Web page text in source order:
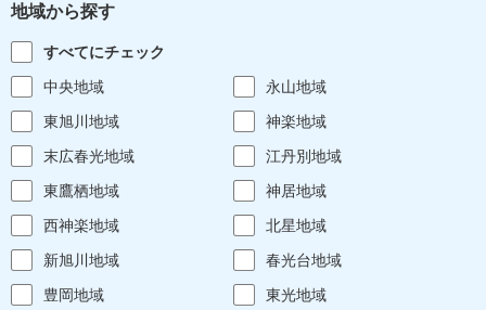
地域から探す
すべてにチェック
中央地域
永山地域
東旭川地域
神楽地域
末広春光地域
江丹別地域
東鷹栖地域
神居地域
西神楽地域
北星地域
新旭川地域
春光台地域
豊岡地域
東光地域